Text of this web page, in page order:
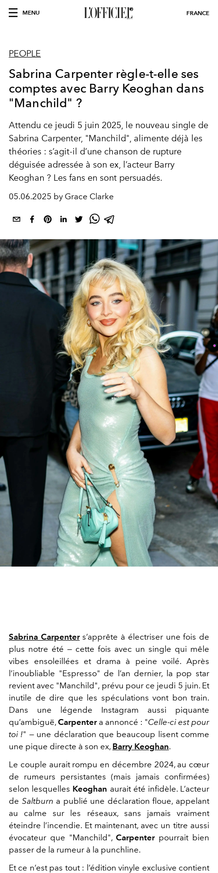
MENU FRANCE
PEOPLE
Sabrina Carpenter règle-t-elle ses
comptes avec Barry Keoghan dans
"Manchild" ?
Attendu ce jeudi 5 juin 2025, le nouveau single de
Sabrina Carpenter, "Manchild", alimente déjà les
théories : s’agit-il d’une chanson de rupture
déguisée adressée à son ex, l’acteur Barry
Keoghan ? Les fans en sont persuadés.
05.06.2025 by Grace Clarke
Sabrina Carpenters’apprête à électriser une fois de
plus notre été — cette fois avec un single qui mêle
vibes ensoleillées et drama à peine voilé. Après
l’inoubliable "Espresso" de l’an dernier, la pop star
revient avec "Manchild", prévu pour ce jeudi 5 juin. Et
inutile de dire que les spéculations vont bon train.
Dans une légende Instagram aussi piquante
qu’ambiguë, Carpentera annoncé : "Celle-ci est pour
toi !" — une déclaration que beaucoup lisent comme
une pique directe à son ex, Barry Keoghan.
Le couple aurait rompu en décembre 2024, au cœur
de rumeurs persistantes (mais jamais confirmées)
selon lesquelles Keoghan aurait été infidèle. L’acteur
de Saltburn a publié une déclaration floue, appelant
au calme sur les réseaux, sans jamais vraiment
éteindre l’incendie. Et maintenant, avec un titre aussi
évocateur que "Manchild",Carpenterpourrait bien
passer de la rumeur à la punchline.
Et ce n’est pas tout : l’édition vinyle exclusive contient